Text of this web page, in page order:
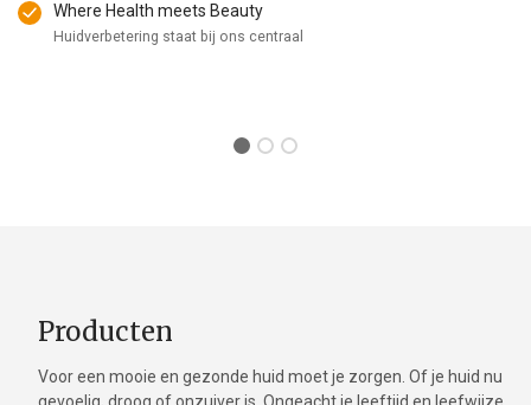
Where Health meets Beauty
Huidverbetering staat bij ons centraal
Producten
Voor een mooie en gezonde huid moet je zorgen. Of je huid nu